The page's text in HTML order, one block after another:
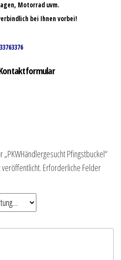
Motorrad uvm.
bei Ihnen vorbei!
Pfingstbuckel“
Erforderliche Felder